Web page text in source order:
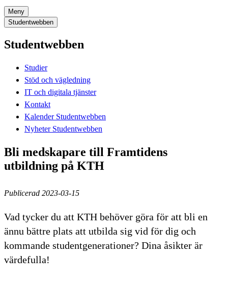
Meny
Studentwebben
Studentwebben
Studier
Stöd och vägledning
IT och digitala tjänster
Kontakt
Kalender Studentwebben
Nyheter Studentwebben
Bli medskapare till Framtidens
utbildning på KTH
Publicerad 2023-03-15
Vad tycker du att KTH behöver göra för att bli en
ännu bättre plats att utbilda sig vid för dig och
kommande studentgenerationer? Dina åsikter är
värdefulla!